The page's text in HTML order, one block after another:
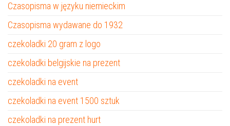
Czasopisma w języku niemieckim
Czasopisma wydawane do 1932
czekoladki 20 gram z logo
czekoladki belgijskie na prezent
czekoladki na event
czekoladki na event 1500 sztuk
czekoladki na prezent hurt